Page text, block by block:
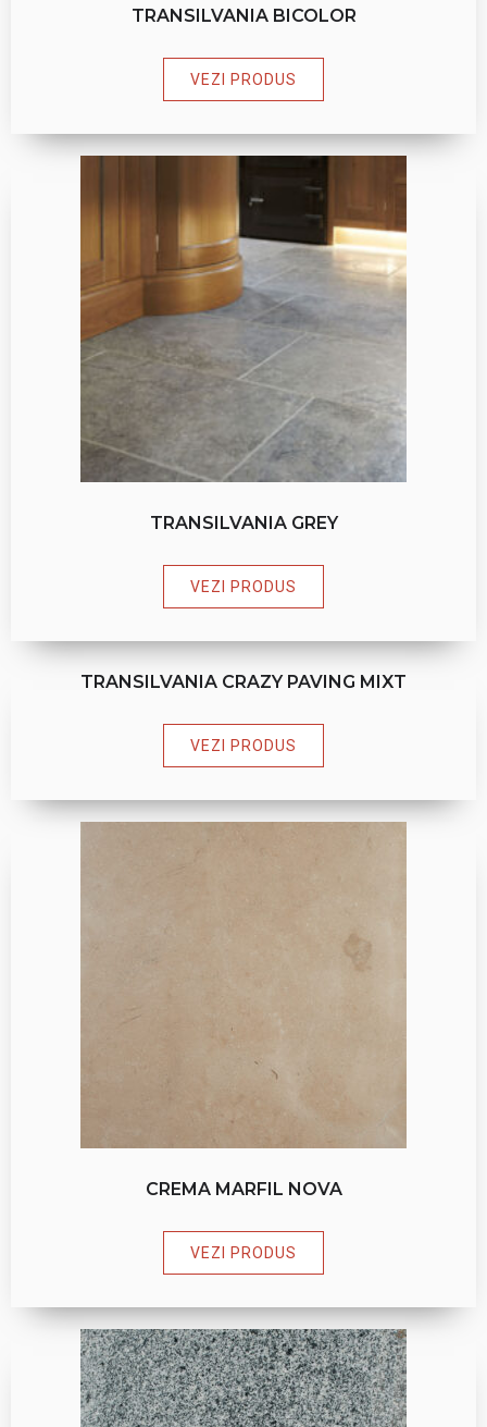
TRANSILVANIA BICOLOR
VEZI PRODUS
TRANSILVANIA GREY
VEZI PRODUS
TRANSILVANIA CRAZY PAVING MIXT
VEZI PRODUS
CREMA MARFIL NOVA
VEZI PRODUS